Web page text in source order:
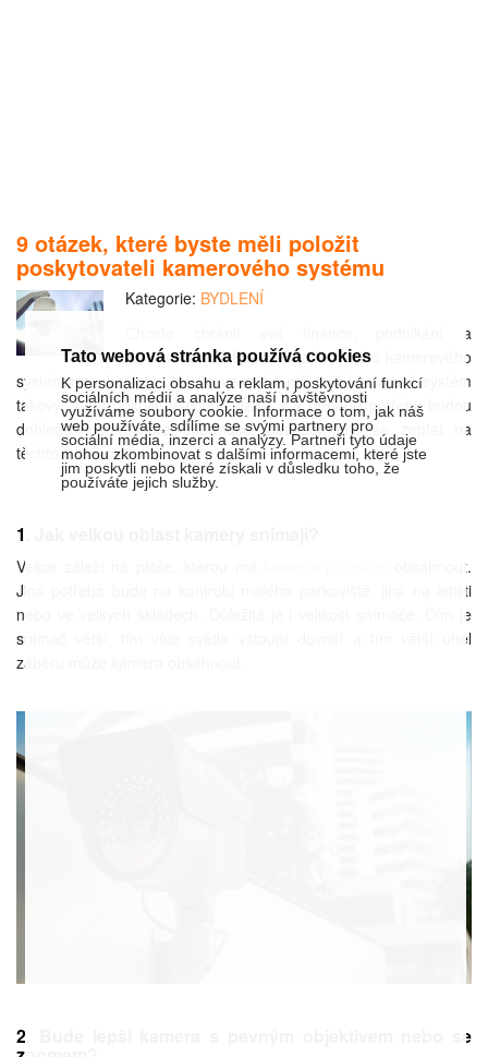
9 otázek, které byste měli položit
poskytovateli kamerového systému
Kategorie: BYDLENÍ
Chcete chránit své finance, podnikání a
zaměstnance? Pak se bez kvalitního kamerového
systému neobejdete. Abyste ve své firmě měli kamerový systém
takový, který pokryje všechna rizika a v případě potřeby budou
dohledatelné veškeré informace, nezapomeňte se zeptat na
těchto 9 otázek.
1. Jak velkou oblast kamery snímají?
Velice záleží na ploše, kterou má
obsáhnout.
Jiná potřeba bude na kontrolu malého parkoviště, jiná na letišti
nebo ve velkých skladech. Důležitá je i velikost snímače. Čím je
snímač větší, tím více světla vstoupí dovnitř a tím větší úhel
záběru může kamera obsáhnout.
2. Bude lepší kamera s pevným objektivem nebo se
Tato webová stránka používá cookies
K personalizaci obsahu a reklam, poskytování funkcí
sociálních médií a analýze naší návštěvnosti
využíváme soubory cookie. Informace o tom, jak náš
web používáte, sdílíme se svými partnery pro
sociální média, inzerci a analýzy. Partneři tyto údaje
mohou zkombinovat s dalšími informacemi, které jste
jim poskytli nebo které získali v důsledku toho, že
používáte jejich služby.